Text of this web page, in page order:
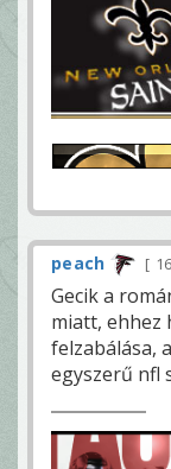
peach
Gecik a
miatt, ehhez
felzabálása,
egyszerű nfl